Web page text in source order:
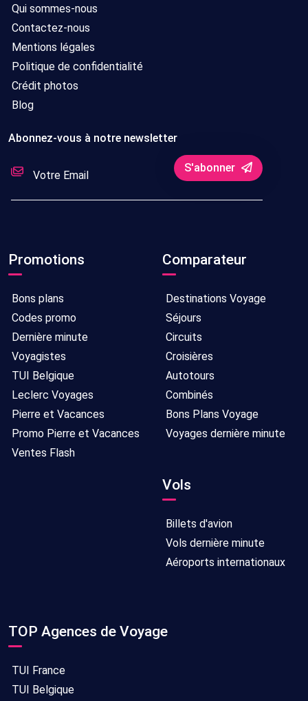
Qui sommes-nous
Contactez-nous
Mentions légales
Politique de confidentialité
Crédit photos
Blog
Abonnez-vous à notre newsletter
S'abonner
Promotions
Bons plans
Codes promo
Dernière minute
Voyagistes
TUI Belgique
Leclerc Voyages
Pierre et Vacances
Promo Pierre et Vacances
Ventes Flash
Comparateur
Destinations Voyage
Séjours
Circuits
Croisières
Autotours
Combinés
Bons Plans Voyage
Voyages dernière minute
Vols
Billets d'avion
Vols dernière minute
Aéroports internationaux
TOP Agences de Voyage
TUI France
TUI Belgique